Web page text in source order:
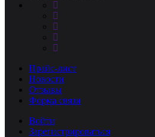
Прайс-лист
Новости
Отзывы
Форма связи
Войти
Зарегистрироваться